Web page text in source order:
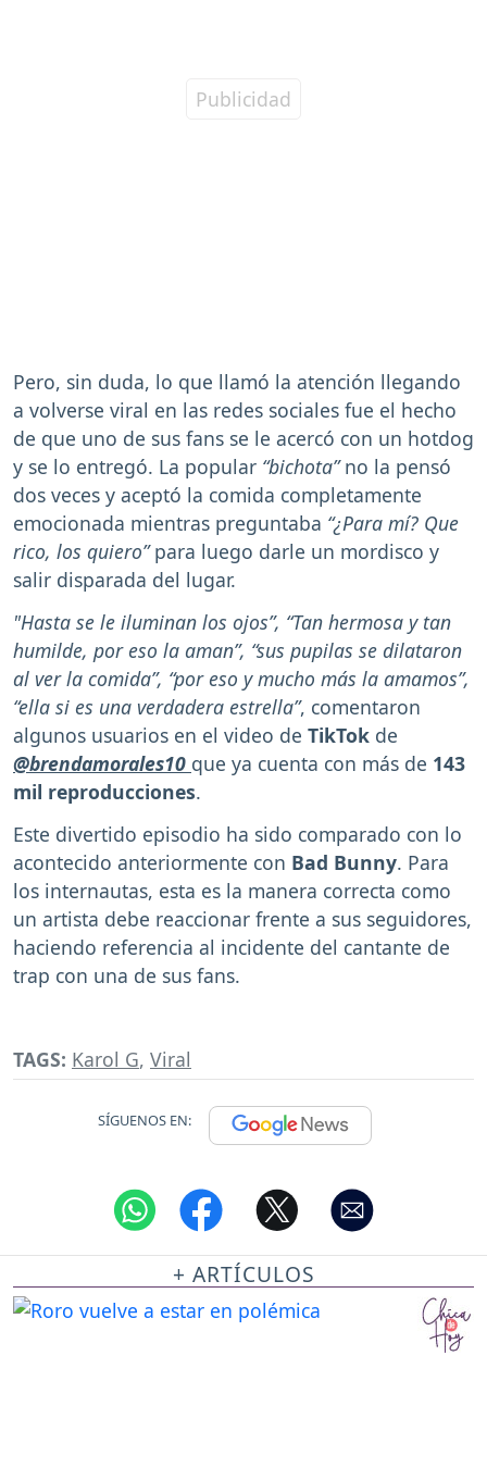
Pero, sin duda, lo que llamó la atención llegando
a volverse viral en las redes sociales fue el hecho
de que uno de sus fans se le acercó con un hotdog
y se lo entregó. La popular “bichota”no la pensó
dos veces y aceptó la comida completamente
emocionada mientras preguntaba “¿Para mí? Que
rico, los quiero”para luego darle un mordisco y
salir disparada del lugar.
"Hasta se le iluminan los ojos”, “Tan hermosa y tan
humilde, por eso la aman”, “sus pupilas se dilataron
al ver la comida”, “por eso y mucho más la amamos”,
“ella si es una verdadera estrella”, comentaron
algunos usuarios en el video de TikTok de
@brendamorales10 que ya cuenta con más de 143
mil reproducciones.
Este divertido episodio ha sido comparado con lo
acontecido anteriormente con Bad Bunny. Para
los internautas, esta es la manera correcta como
un artista debe reaccionar frente a sus seguidores,
haciendo referencia al incidente del cantante de
trap con una de sus fans.
TAGS: Karol G, Viral
SÍGUENOS EN:
+ ARTÍCULOS